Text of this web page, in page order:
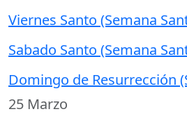
Viernes Santo (Semana
Sabado Santo (Semana
Domingo de Resurrección
25 Marzo